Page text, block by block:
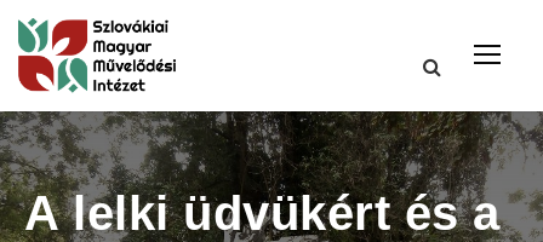
A lelki üdvükért és a